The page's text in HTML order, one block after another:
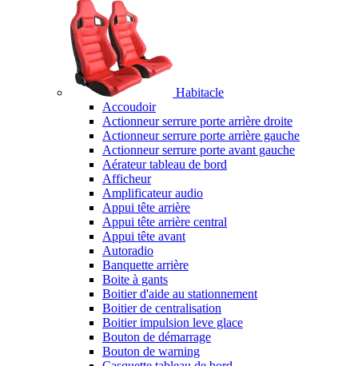
Habitacle
Accoudoir
Actionneur serrure porte arrière droite
Actionneur serrure porte arrière gauche
Actionneur serrure porte avant gauche
Aérateur tableau de bord
Afficheur
Amplificateur audio
Appui tête arrière
Appui tête arrière central
Appui tête avant
Autoradio
Banquette arrière
Boite à gants
Boitier d'aide au stationnement
Boitier de centralisation
Boitier impulsion leve glace
Bouton de démarrage
Bouton de warning